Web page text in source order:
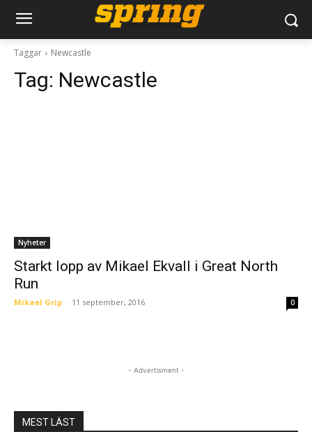
Taggar Newcastle
Tag: Newcastle
Nyheter
Starkt lopp av Mikael Ekvall i Great North
Run
Mikael Grip - 11 september, 2016 0
- Advertisment -
MEST LÄST